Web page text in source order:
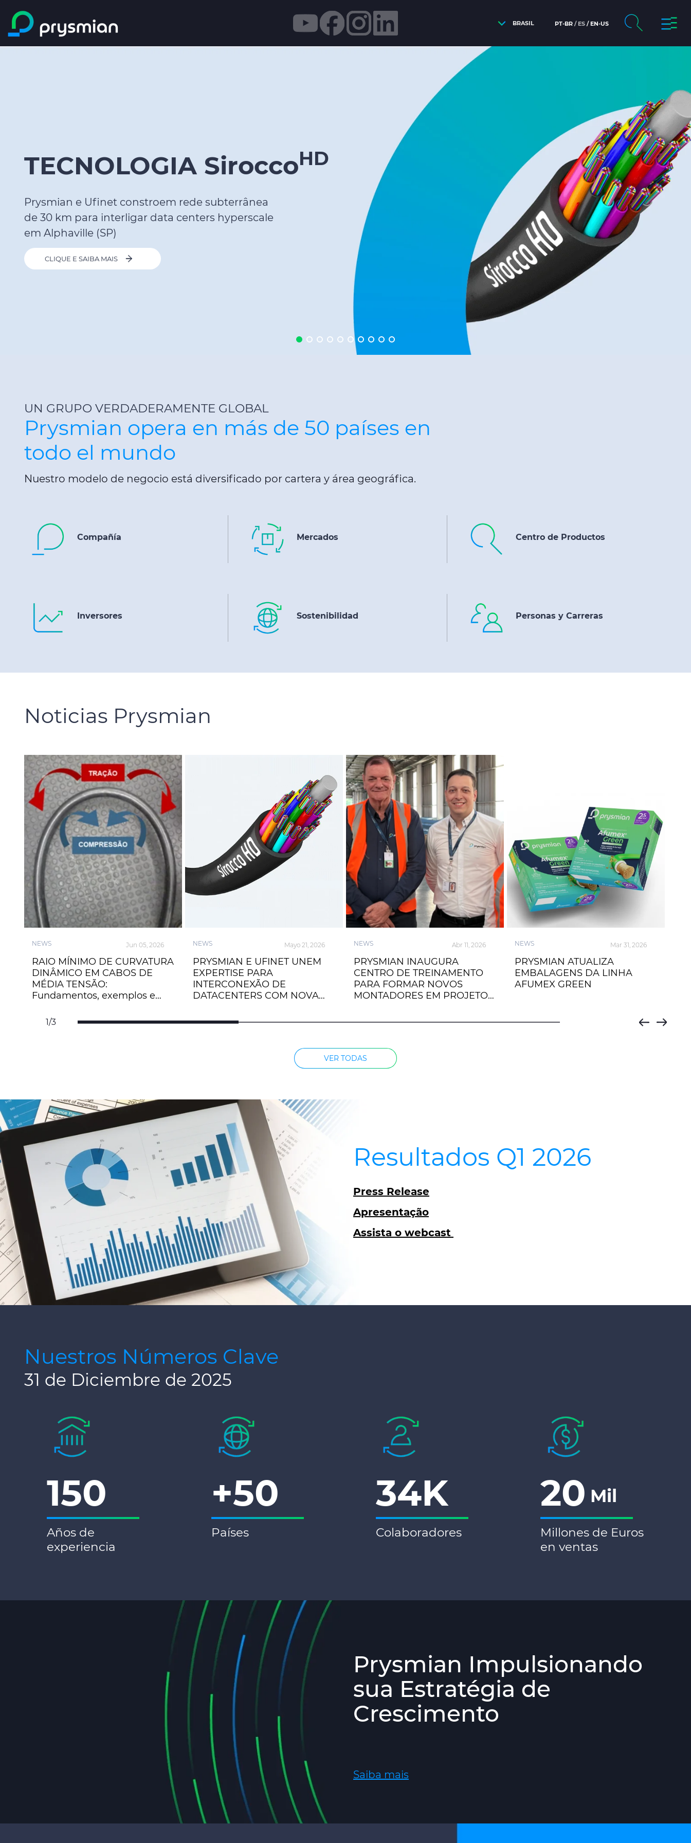
Saltar al contenido
principal
BRASIL PT-BR ES EN-US
TECNOLOGIA SiroccoHD
Prysmian e Ufinet constroem rede subterrânea
de 30 km para interligar data centers hyperscale
em Alphaville (SP)
CLIQUE E SAIBA MAIS
UN GRUPO VERDADERAMENTE GLOBAL
Prysmian opera en más de 50 países en
todo el mundo
Nuestro modelo de negocio está diversificado por cartera y área geográfica.
Compañía Mercados Centro de Productos
Inversores Sostenibilidad Personas y Carreras
Noticias Prysmian
NEWS Jun 05, 2026
RAIO MÍNIMO DE CURVATURA
DINÂMICO EM CABOS DE
MÉDIA TENSÃO:
Fundamentos, exemplos e
lacuna normativa no Brasil.
NEWS Mayo 21, 2026
PRYSMIAN E UFINET UNEM
EXPERTISE PARA
INTERCONEXÃO DE
DATACENTERS COM NOVA
ÓPTICOS
NEWS Abr 11, 2026
PRYSMIAN INAUGURA
CENTRO DE TREINAMENTO
PARA FORMAR NOVOS
MONTADORES EM PROJETOS
NEWS Mar 31, 2026
PRYSMIAN ATUALIZA
EMBALAGENS DA LINHA
AFUMEX GREEN
1/3
VER TODAS
Resultados Q1 2026
Press Release
Apresentação
Assista o webcast
Nuestros Números Clave
31 de Diciembre de 2025
150
Años de
experiencia
+50
Países
34K
Colaboradores
20 Mil
Millones de Euros
en ventas
Prysmian Impulsionando
sua Estratégia de
Crescimento
Saiba mais